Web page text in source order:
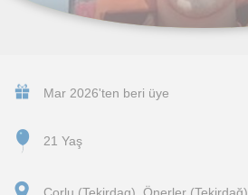
Mar 2026'ten beri üye
21 Yaş